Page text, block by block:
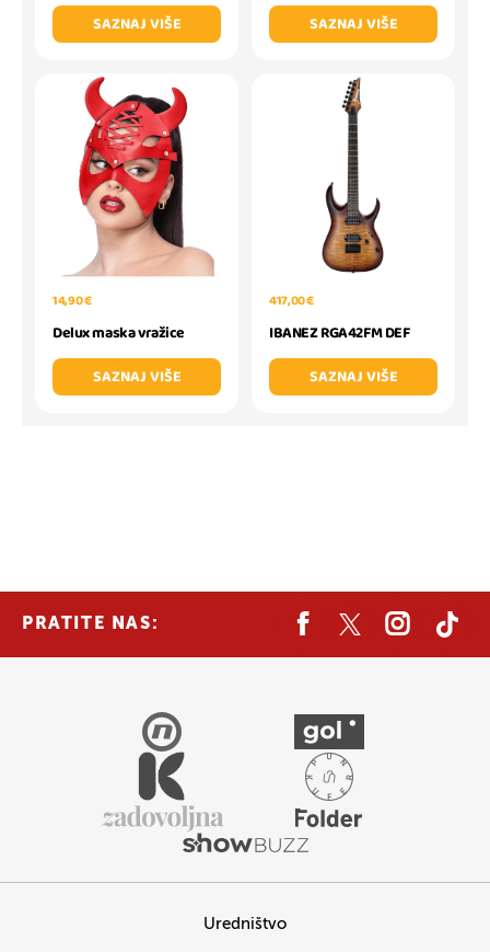
SAZNAJ VIŠE
SAZNAJ VIŠE
14,90 €
Delux maska vražice
SAZNAJ VIŠE
417,00 €
IBANEZ RGA42FM DEF
SAZNAJ VIŠE
PRATITE NAS:
Uredništvo